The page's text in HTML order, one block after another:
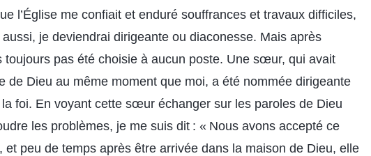
l’Église me confiait et enduré souffrances et travaux difficiles,
aussi, je deviendrai dirigeante ou diaconesse. Mais après
toujours pas été choisie à aucun poste. Une sœur, qui avait
de Dieu au même moment que moi, a été nommée dirigeante
foi. En voyant cette sœur échanger sur les paroles de Dieu
les problèmes, je me suis dit : « Nous avons accepté ce
peu de temps après être arrivée dans la maison de Dieu, elle